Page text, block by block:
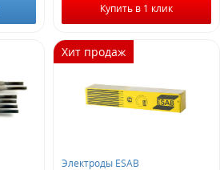
Купить в 1 клик
Хит продаж
Электроды ESAB